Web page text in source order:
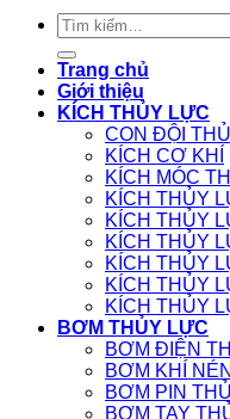
Tìm
kiếm:
Trang chủ
Giới thiệu
KÍCH THỦY LỰC
CON ĐỘI
KÍCH CƠ KHÍ
KÍCH MÓC
KÍCH THỦY
KÍCH THỦY
KÍCH THỦY
KÍCH THỦY
KÍCH THỦY
KÍCH THỦY
BƠM THỦY LỰC
BƠM ĐIỆN
BƠM KHÍ
BƠM PIN
BƠM TAY